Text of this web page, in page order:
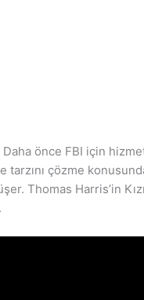
önce FBI için
tarzını çözme
Thomas Harris’in